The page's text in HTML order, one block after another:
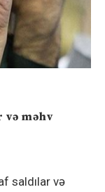
məhv
saldılar və